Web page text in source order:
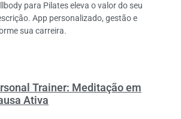
para Pilates eleva o valor do seu
App personalizado, gestão e
sua carreira.
Trainer: Meditação em
Ativa